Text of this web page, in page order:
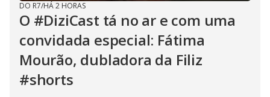
DO R7/HÁ 2 HORAS
O #DiziCast tá no ar e com uma
convidada especial: Fátima
Mourão, dubladora da Filiz
#shorts